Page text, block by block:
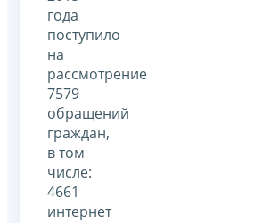
года
поступило
на
рассмотрение
7579
обращений
граждан,
в том
числе:
4661
интернет